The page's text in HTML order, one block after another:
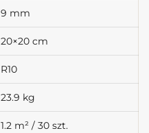
9 mm
20×20 cm
R10
23.9 kg
1.2 m² / 30 szt.